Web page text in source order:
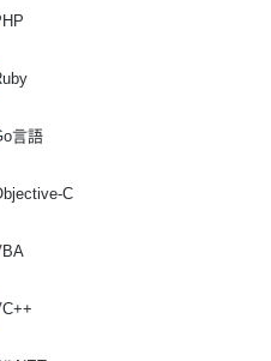
言語
C